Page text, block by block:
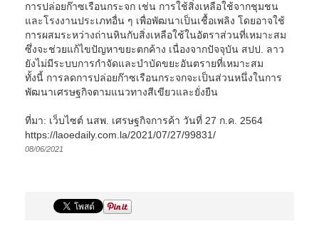
การปล่อยก๊าซเรือนกระจก เช่น การใช้สิ่งเหลือใช้จากชุมชน
และโรงงานประเภทอื่น ๆ เพื่อพัฒนาเป็นเชื้อเพลิง โดยอาจใช้
การผสมระหว่างถ่านหินกับสิ่งเหลือใช้ในอัตราส่วนที่เหมาะสม
ซึ่งจะช่วยแก้ไขปัญหาขยะตกค้าง เนื่องจากปัจจุบัน สปป. ลาว
ยังไม่มีระบบการกำจัดและบำบัดขยะอันตรายที่เหมาะสม
ทั้งนี้ การลดการปล่อยก๊าซเรือนกระจกจะเป็นส่วนหนึ่งในการ
พัฒนาเศรษฐกิจตามแนวทางสีเขียวและยั่งยืน
ที่มา: เว็บไซต์ นสพ. เศรษฐกิจการค้า วันที่ 27 ก.ค. 2564
https://laoedaily.com.la/2021/07/27/99831/
08/06/2021